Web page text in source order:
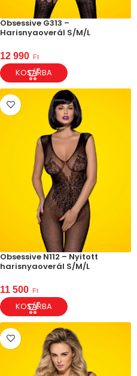
Obsessive G313 –
Harisnyaoverál S/M/L
12 990 Ft
KOSÁRBA
Obsessive N112 – Nyitott
harisnyaoverál S/M/L
11 500 Ft
KOSÁRBA